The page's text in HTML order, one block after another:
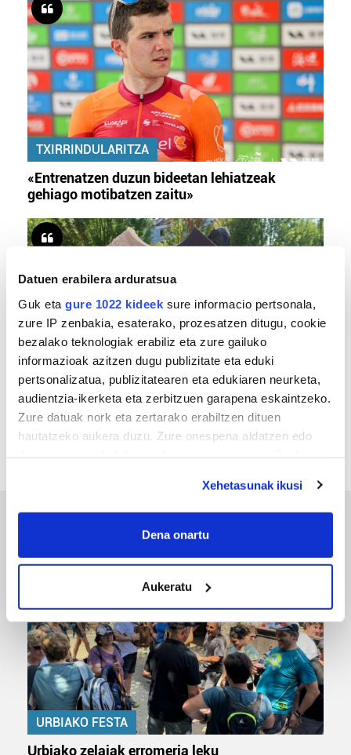
Datuen erabilera arduratsua
Guk eta gure 1022 kideek sure informacio pertsonala,
zure IP zenbakia, esaterako, prozesatzen ditugu, cookie
bezalako teknologiak erabiliz eta zure gailuko
informazioak azitzen dugu publizitate eta eduki
pertsonalizatua, publizitatearen eta edukiaren neurketa,
audientzia-ikerketa eta zerbitzuen garapena eskaintzeko.
Zure datuak nork eta zertarako erabiltzen dituen
hautatzeko aukera duzu. Zure onespena aldatzen edo
If you allow, we would also like to:
Collect information about your geographical
meters
Identify your device by actively scanning it for
specific characteristics (fingerprinting)
Find out more about how your personal data is processed
and set your preferences in thedetails section.
Guk eta gure bazkideek zure datu pertsonalak
prozesatzen ditugu, zure IP zenbakia, besteak beste,
teknologia erabiliz, cookieak adibidez, iragarki eta eduki
pertsonalizatuak eskaintzeko, iragarkiak eta edukia
Xehetasunak ikusi
Dena onartu
Aukeratu
TXIRRINDULARITZA
«Entrenatzen duzun bideetan lehiatzeak
gehiago motibatzen zaitu»
MEMORIA HISTORIKOA
«Gai tabua izan da etxe gehienetan, jendeak
azkeneko momentuan hitz egin du»
ERREPORTAJEAK
URBIAKO FESTA
Urbiako zelaiak erromeria leku